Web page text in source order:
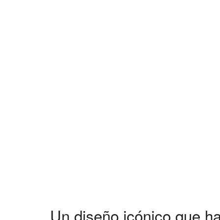
Un diseño icónico que